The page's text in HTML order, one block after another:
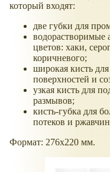
который входят:
две губки для
водорастворимые
цветов: хаки,
коричневого;
широкая кисть
поверхностей и
узкая кисть для
размывов;
кисть-губка для
потеков и
Формат: 276х220 мм.